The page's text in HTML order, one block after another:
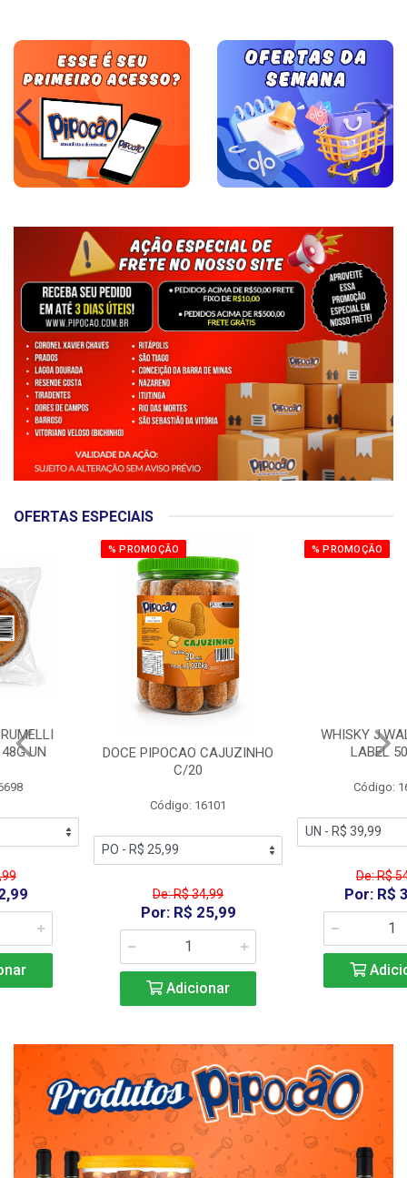
OFERTAS ESPECIAIS
DOCE PIPOCAO CAJUZINHO
Por: R$ 25,99
WHISKY J.WALKER RED
LABEL 500ML
Por: R$ 39,99